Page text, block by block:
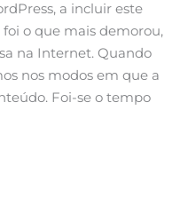
a incluir este
o que mais demorou,
na Internet. Quando
nos modos em que a
Foi-se o tempo